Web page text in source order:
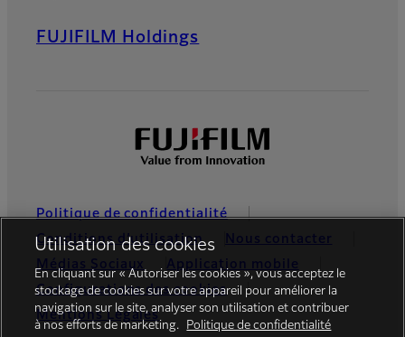
FUJIFILM Holdings
Politique de confidentialité
Conditions d’utilisation
Nous contacter
Médias Sociaux
Application mobile
Configurations des cookies
Mentions Légales
Utilisation des cookies
En cliquant sur « Autoriser les cookies », vous acceptez le
stockage de cookies sur votre appareil pour améliorer la
navigation sur le site, analyser son utilisation et contribuer
à nos efforts de marketing.
Politique de confidentialité